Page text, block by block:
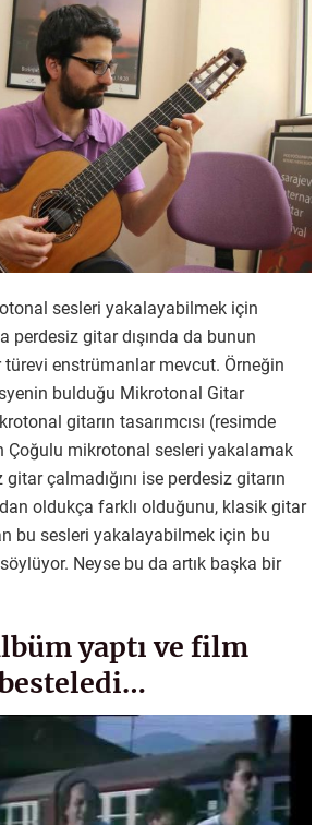
sesleri yakalayabilmek için
perdesiz gitar dışında da bunun
türevi enstrümanlar mevcut. Örneğin
bulduğu Mikrotonal Gitar
gitarın tasarımcısı (resimde
Çoğulu mikrotonal sesleri yakalamak
çalmadığını ise perdesiz gitarın
oldukça farklı olduğunu, klasik gitar
bu sesleri yakalayabilmek için bu
söylüyor. Neyse bu da artık başka bir
yaptı ve film